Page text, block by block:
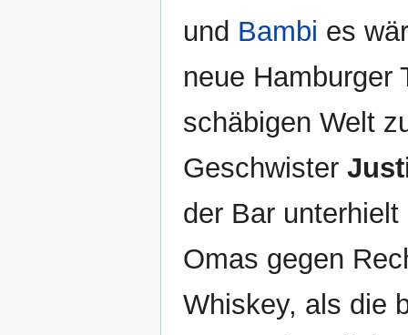
und Bambi es
neue Hamburger
schäbigen Welt
Geschwister
der Bar
Omas gegen
Whiskey, als die